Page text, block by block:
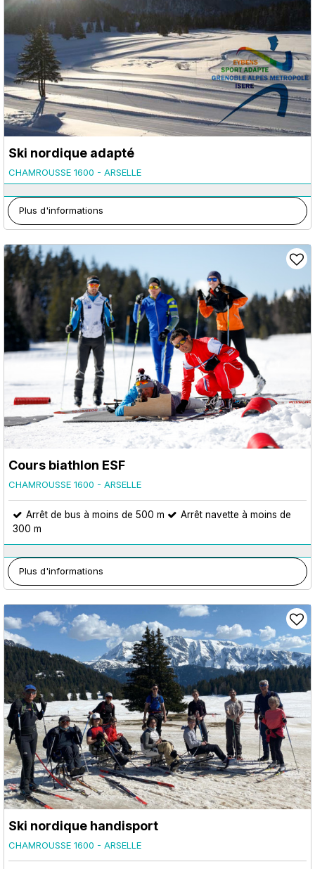
Ski nordique adapté
CHAMROUSSE 1600 - ARSELLE
Plus d'informations
Cours biathlon ESF
CHAMROUSSE 1600 - ARSELLE
Arrêt de bus à moins de 500 m
Arrêt navette à moins de
300 m
Plus d'informations
Ski nordique handisport
CHAMROUSSE 1600 - ARSELLE